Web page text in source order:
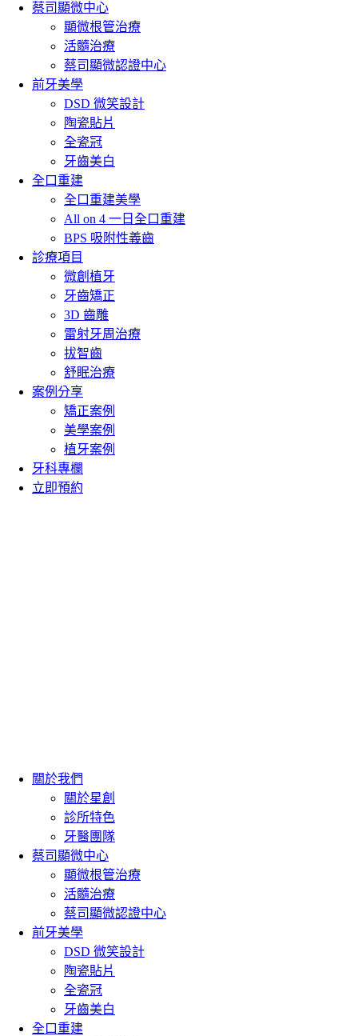
蔡司顯微中心
顯微根管治療
活髓治療
蔡司顯微認證中心
前牙美學
DSD 微笑設計
陶瓷貼片
全瓷冠
牙齒美白
全口重建
全口重建美學
All on 4 一日全口重建
BPS 吸附性義齒
診療項目
微創植牙
牙齒矯正
3D 齒雕
雷射牙周治療
拔智齒
舒眠治療
案例分享
矯正案例
美學案例
植牙案例
牙科專欄
立即預約
關於我們
關於星創
診所特色
牙醫團隊
蔡司顯微中心
顯微根管治療
活髓治療
蔡司顯微認證中心
前牙美學
DSD 微笑設計
陶瓷貼片
全瓷冠
牙齒美白
全口重建